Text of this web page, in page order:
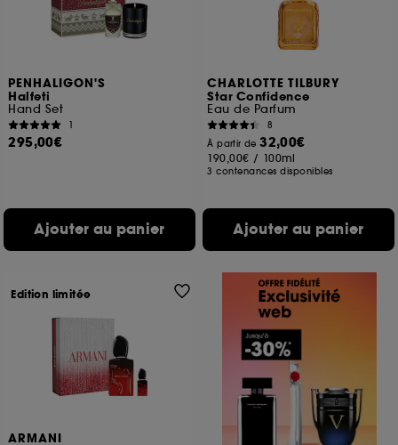
PENHALIGON'S
Halfeti
Hand Set
1
295,00€
Ajouter au panier
CHARLOTTE TILBURY
Star Confidence
Eau de Parfum
8
À partir de32,00€
190,00€ / 100ml
3 contenances disponibles
Ajouter au panier
ARMANI
Edition limitée